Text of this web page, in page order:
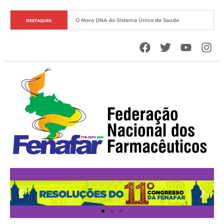
DESTAQUES O Novo DNA do Sistema Único de Saúde